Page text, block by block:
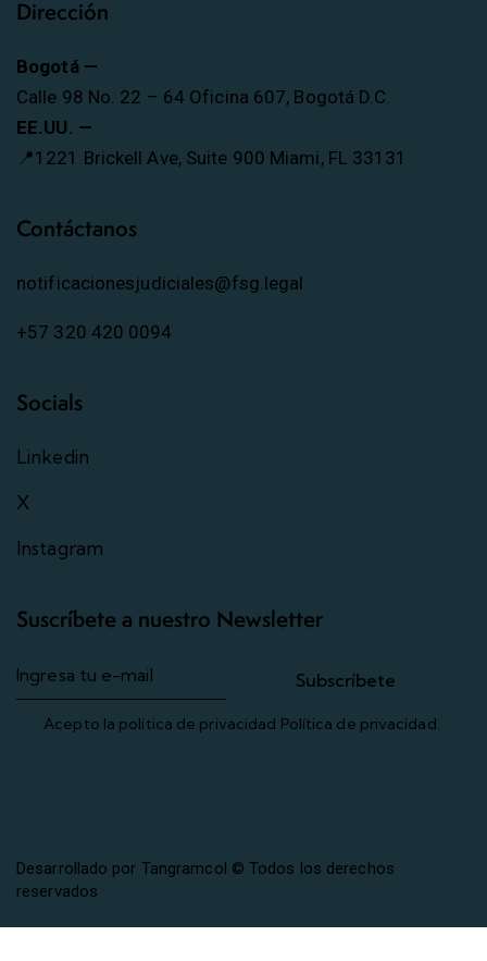
Dirección
Bogotá —
Calle 98 No. 22 – 64 Oficina 607, Bogotá D.C.
EE.UU. —
📍1221 Brickell Ave, Suite 900 Miami, FL 33131
Contáctanos
notificacionesjudiciales@fsg.legal
+57 320 420 0094
Socials
Linkedin
X
Instagram
Suscríbete a nuestro Newsletter
Subscríbete
Acepto la política de privacidad Política de privacidad.
Desarrollado por Tangramcol © Todos los derechos
reservados